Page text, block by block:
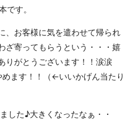
す。
、お客様に気を遣わせて帰られ
ざ寄ってもらうという・・・嬉
りがとうございます！！涙涙
ます！！（←いいかげん当たり
した♪大きくなったなぁ・・